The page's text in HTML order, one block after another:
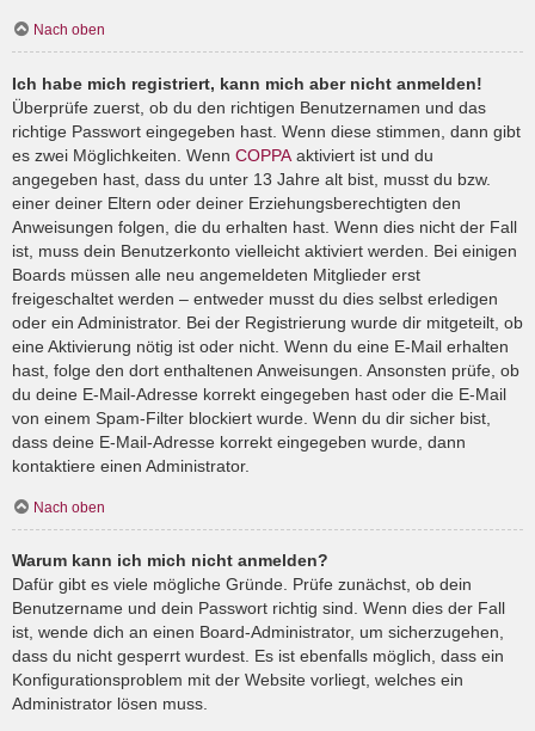
Nach oben
Ich habe mich registriert, kann mich aber nicht anmelden!
Überprüfe zuerst, ob du den richtigen Benutzernamen und das
richtige Passwort eingegeben hast. Wenn diese stimmen, dann gibt
es zwei Möglichkeiten. Wenn COPPA aktiviert ist und du
angegeben hast, dass du unter 13 Jahre alt bist, musst du bzw.
einer deiner Eltern oder deiner Erziehungsberechtigten den
Anweisungen folgen, die du erhalten hast. Wenn dies nicht der Fall
ist, muss dein Benutzerkonto vielleicht aktiviert werden. Bei einigen
Boards müssen alle neu angemeldeten Mitglieder erst
freigeschaltet werden – entweder musst du dies selbst erledigen
oder ein Administrator. Bei der Registrierung wurde dir mitgeteilt, ob
eine Aktivierung nötig ist oder nicht. Wenn du eine E-Mail erhalten
hast, folge den dort enthaltenen Anweisungen. Ansonsten prüfe, ob
du deine E-Mail-Adresse korrekt eingegeben hast oder die E-Mail
von einem Spam-Filter blockiert wurde. Wenn du dir sicher bist,
dass deine E-Mail-Adresse korrekt eingegeben wurde, dann
kontaktiere einen Administrator.
Nach oben
Warum kann ich mich nicht anmelden?
Dafür gibt es viele mögliche Gründe. Prüfe zunächst, ob dein
Benutzername und dein Passwort richtig sind. Wenn dies der Fall
ist, wende dich an einen Board-Administrator, um sicherzugehen,
dass du nicht gesperrt wurdest. Es ist ebenfalls möglich, dass ein
Konfigurationsproblem mit der Website vorliegt, welches ein
Administrator lösen muss.